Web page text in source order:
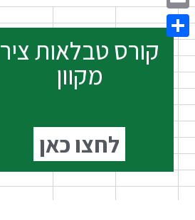
קורס טבלאות ציר
מקוון
לחצו כאן
Email